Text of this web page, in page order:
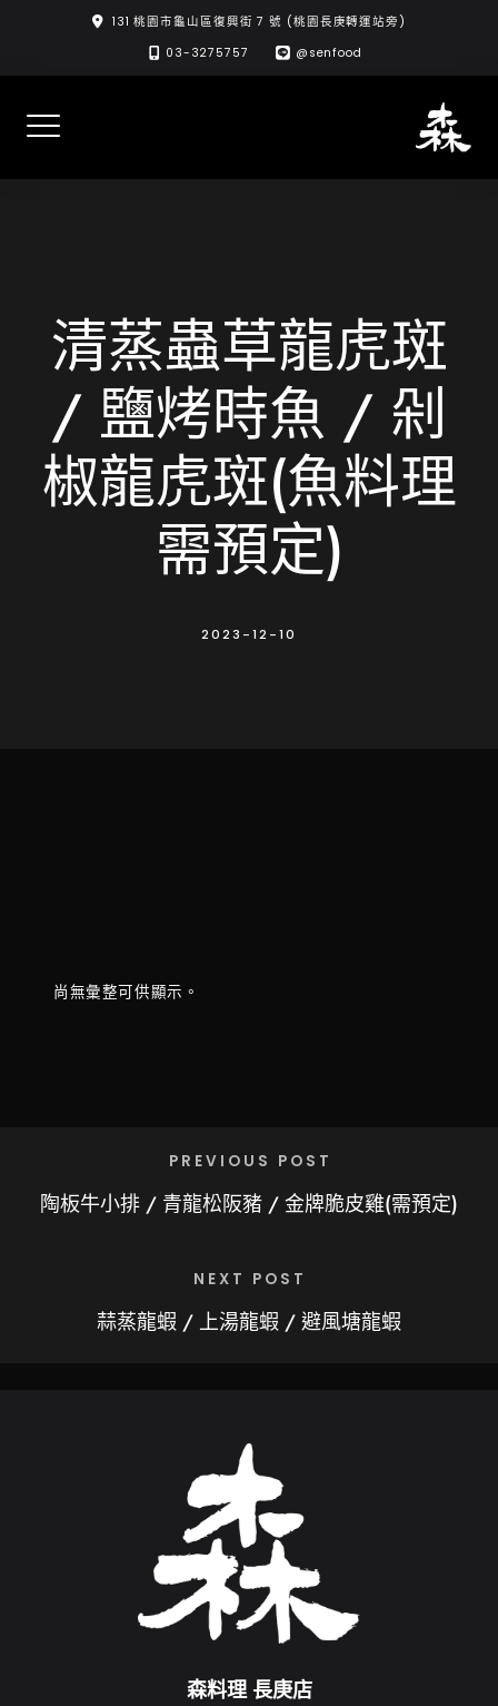
content
131 桃園市龜山區復興街 7 號 (桃園長庚轉運站旁)
03-3275757
@senfood
清蒸蟲草龍虎斑
/ 鹽烤時魚 / 剁
椒龍虎斑(魚料理
需預定)
2023-12-10
尚無彙整可供顯示。
PREVIOUS POST
陶板牛小排 / 青龍松阪豬 / 金牌脆皮雞(需預定)
NEXT POST
蒜蒸龍蝦 / 上湯龍蝦 / 避風塘龍蝦
森料理 長庚店